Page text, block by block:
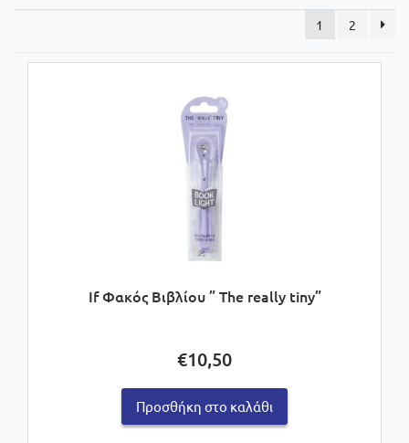
1 2
If Φακός Βιβλίου ” The really tiny”
€10,50
Προσθήκη στο καλάθι